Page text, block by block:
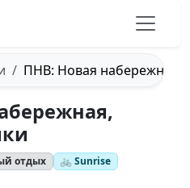
ПНВ: Новая набережная,
отдых
🚲 Sunrise